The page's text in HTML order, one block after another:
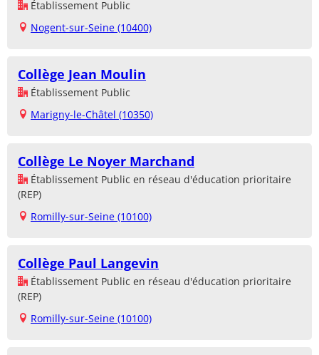
Établissement Public
Nogent-sur-Seine (10400)
Collège Jean Moulin
Établissement Public
Marigny-le-Châtel (10350)
Collège Le Noyer Marchand
Établissement Public en réseau d'éducation prioritaire
(REP)
Romilly-sur-Seine (10100)
Collège Paul Langevin
Établissement Public en réseau d'éducation prioritaire
(REP)
Romilly-sur-Seine (10100)